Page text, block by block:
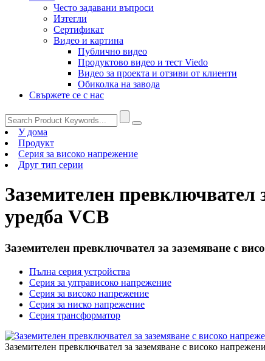
Често задавани въпроси
Изтегли
Сертификат
Видео и картина
Публично видео
Продуктово видео и тест Viedo
Видео за проекта и отзиви от клиенти
Обиколка на завода
Свържете се с нас
У дома
Продукт
Серия за високо напрежение
Друг тип серии
Заземителен превключвател
уредба VCB
Заземителен превключвател за заземяване с
Пълна серия устройства
Серия за ултрависоко напрежение
Серия за високо напрежение
Серия за ниско напрежение
Серия трансформатор
Заземителен превключвател за заземяване с високо